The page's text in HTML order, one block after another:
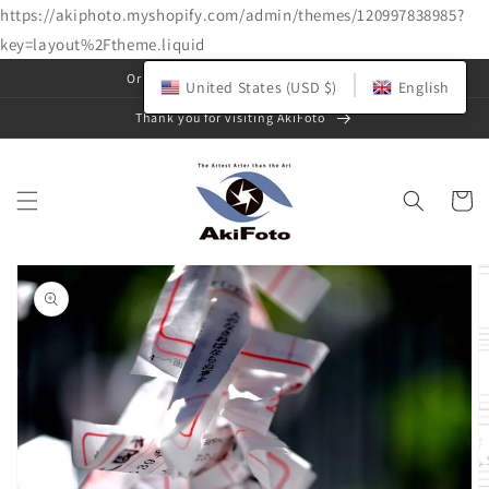
https://akiphoto.myshopify.com/admin/themes/120997838985?
key=layout%2Ftheme.liquid
Original art photo gallery & shop
Thank you for visiting AkiFoto
Cart
Skip to
product
information
United States (USD $) English